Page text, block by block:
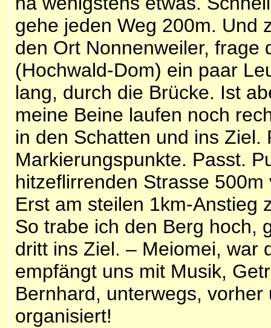
gehe jeden Weg 200m. Und
den Ort Nonnenweiler, frage
(Hochwald-Dom) ein paar
lang, durch die Brücke. Ist
meine Beine laufen noch
in den Schatten und ins
Markierungspunkte. Passt.
hitzeflirrenden Strasse
Erst am steilen 1km-Anstieg
So trabe ich den Berg hoch,
dritt ins Ziel. – Meiomei, war
empfängt uns mit Musik,
Bernhard, unterwegs,
organisiert!